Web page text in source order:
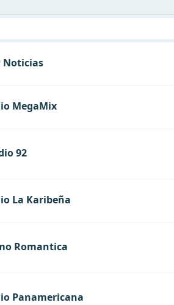
Noticias
MegaMix
92
La Karibeña
Romantica
Panamericana